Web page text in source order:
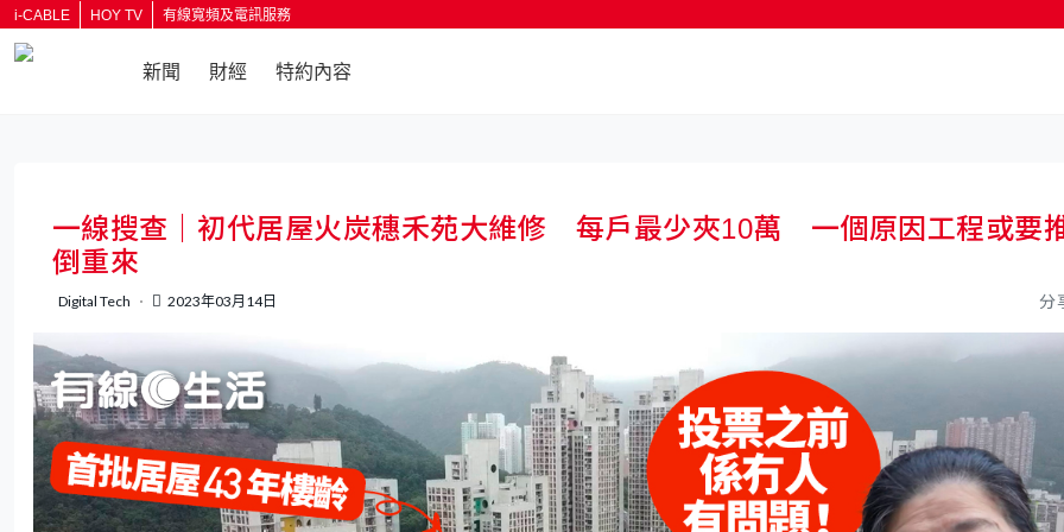
i-CABLE HOY TV 有線寬頻及電訊服務
新聞 財經 特約內容
一線搜查｜初代居屋火炭穗禾苑大維修 每戶最少夾10萬 一個原因工程或要
倒重來
Digital Tech 2023年03月14日 分